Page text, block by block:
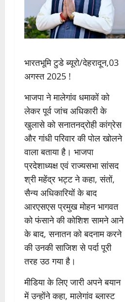
भारतभूमि टुडे ब्यूरो/देहरादून,03
अगस्त 2025 !
भाजपा ने मालेगांव धमाकों को
लेकर पूर्व जांच अधिकारी के
खुलासे को सनातनद्रोही कांग्रेस
और गांधी परिवार की पोल खोलने
वाला बताया है। भाजपा
प्रदेशाध्यक्ष एवं राज्यसभा सांसद
श्री महेंद्र भट्ट ने कहा, संतों,
सैन्य अधिकारियों के बाद
आरएसएस प्रमुख मोहन भागवत
को फंसाने की कोशिश सामने आने
के बाद, सनातन को बदनाम करने
की उनकी साजिश से पर्दा पूरी
तरह उठ गया है।
मीडिया के लिए जारी अपने बयान
में उन्होंने कहा, मालेगांव ब्लास्ट